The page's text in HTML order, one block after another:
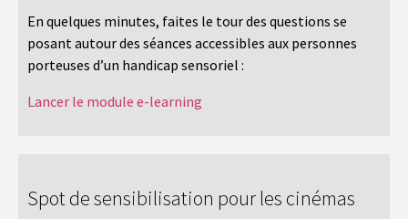
En quelques minutes, faites le tour des questions se
posant autour des séances accessibles aux personnes
porteuses d’un handicap sensoriel :
Lancer le module e-learning
Spot de sensibilisation pour les cinémas